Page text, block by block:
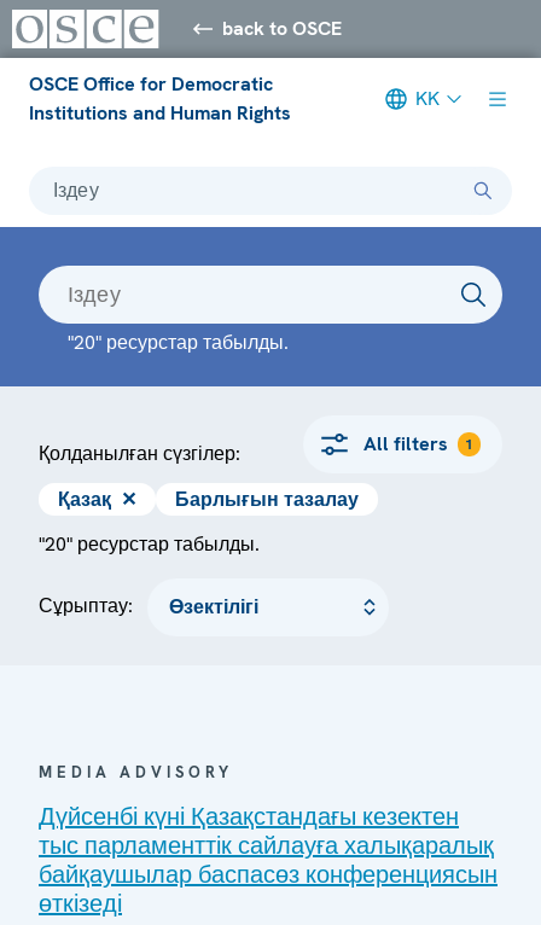
back to OSCE
OSCE Office for Democratic
Institutions and Human Rights
KK
Іздеу
"20" ресурстар табылды.
Қолданылған сүзгілер: All filters 1
Қазақ ✕
Барлығын тазалау
"20" ресурстар табылды.
Сұрыптау:
MEDIA ADVISORY
Дүйсенбі күні Қазақстандағы кезектен
тыс парламенттік сайлауға халықаралық
байқаушылар баспасөз конференциясын
өткізеді